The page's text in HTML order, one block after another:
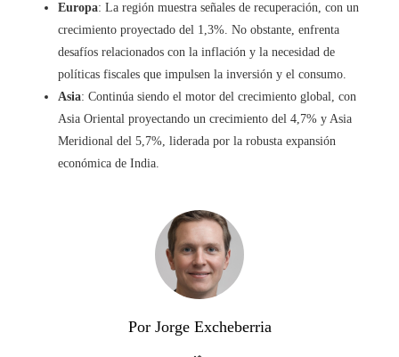
Europa: La región muestra señales de recuperación, con un
crecimiento proyectado del 1,3%. No obstante, enfrenta
desafíos relacionados con la inflación y la necesidad de
políticas fiscales que impulsen la inversión y el consumo.
Asia: Continúa siendo el motor del crecimiento global, con
Asia Oriental proyectando un crecimiento del 4,7% y Asia
Meridional del 5,7%, liderada por la robusta expansión
económica de India.
Por Jorge Excheberria